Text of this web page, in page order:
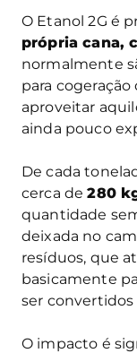
O Etanol 2G é
própria cana,
normalmente
para
aproveitar
ainda pouco
De cada
cerca de280
quantidade
deixada no
resíduos, que
basicamente
ser
O impacto é